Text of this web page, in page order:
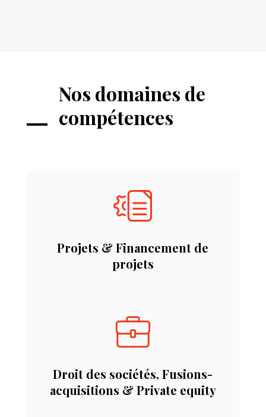
Nos domaines de
compétences
Projets & Financement de
projets
Droit des sociétés, Fusions-
acquisitions & Private equity